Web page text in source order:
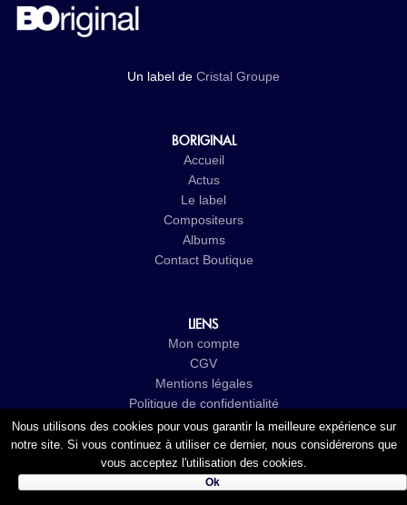
Un label de Cristal Groupe
BORIGINAL
Accueil
Actus
Le label
Compositeurs
Albums
Contact Boutique
LIENS
Mon compte
CGV
Mentions légales
Politique de confidentialité
Nous utilisons des cookies pour vous garantir la meilleure expérience sur
notre site. Si vous continuez à utiliser ce dernier, nous considérerons que
vous acceptez l'utilisation des cookies.
Ok